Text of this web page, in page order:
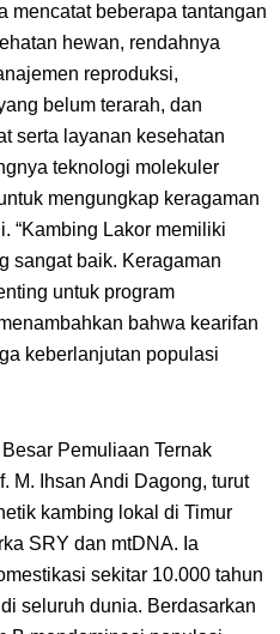
mencatat beberapa tantangan
hewan, rendahnya
reproduksi,
belum terarah, dan
serta layanan kesehatan
teknologi molekuler
mengungkap keragaman
“Kambing Lakor memiliki
sangat baik. Keragaman
untuk program
bahwa kearifan
keberlanjutan populasi
Pemuliaan Ternak
M. Ihsan Andi Dagong, turut
kambing lokal di Timur
SRY dan mtDNA. Ia
sekitar 10.000 tahun
seluruh dunia. Berdasarkan